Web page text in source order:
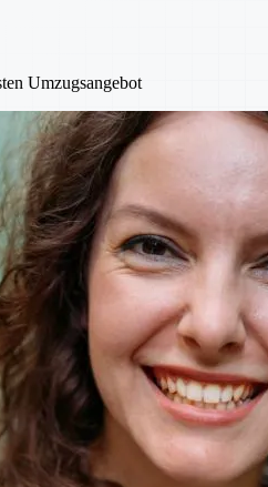
Umzugsangebot